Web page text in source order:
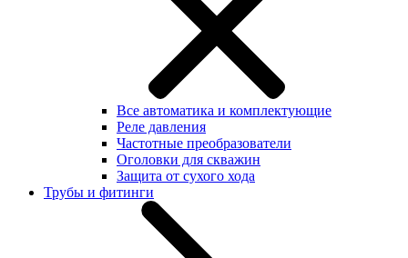
Все автоматика и комплектующие
Реле давления
Частотные преобразователи
Оголовки для скважин
Защита от сухого хода
Трубы и фитинги